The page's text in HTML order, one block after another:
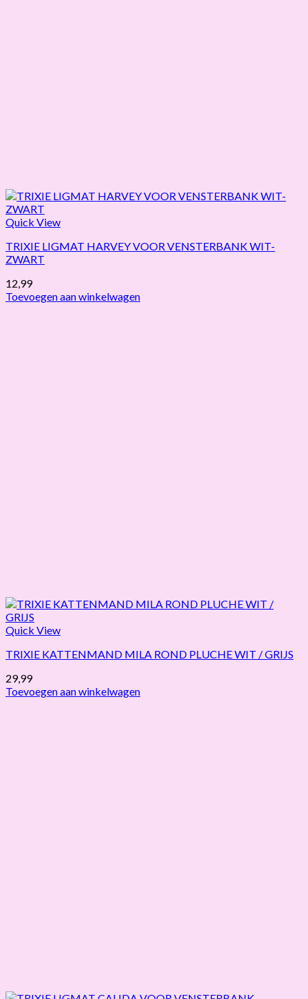
Quick View
TRIXIE LIGMAT HARVEY VOOR VENSTERBANK WIT-
ZWART
12,99
Toevoegen aan winkelwagen
Quick View
TRIXIE KATTENMAND MILA ROND PLUCHE WIT / GRIJS
29,99
Toevoegen aan winkelwagen